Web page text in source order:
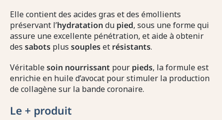
Elle contient des acides gras et des émollients
préservant l’hydratation du pied, sous une forme qui
assure une excellente pénétration, et aide à obtenir
des sabots plus soupleset résistants.
Véritablesoin nourrissant pour pieds, la formule est
enrichie en huile d’avocat pour stimuler la production
de collagène sur la bande coronaire.
Le + produit